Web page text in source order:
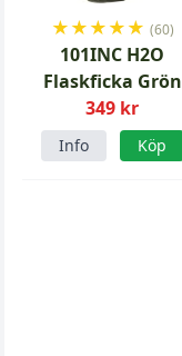
★★★★★ (60)
101INC H2O
Flaskficka Grön
349 kr
Info Köp